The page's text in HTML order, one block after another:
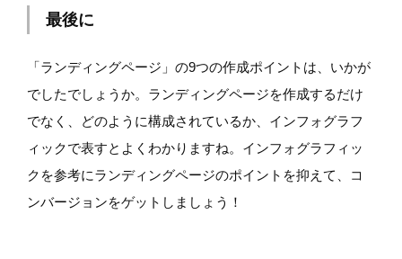
最後に
「ランディングページ」の9つの作成ポイントは、いかが
でしたでしょうか。ランディングページを作成するだけ
でなく、どのように構成されているか、インフォグラフ
ィックで表すとよくわかりますね。インフォグラフィッ
クを参考にランディングページのポイントを抑えて、コ
ンバージョンをゲットしましょう！